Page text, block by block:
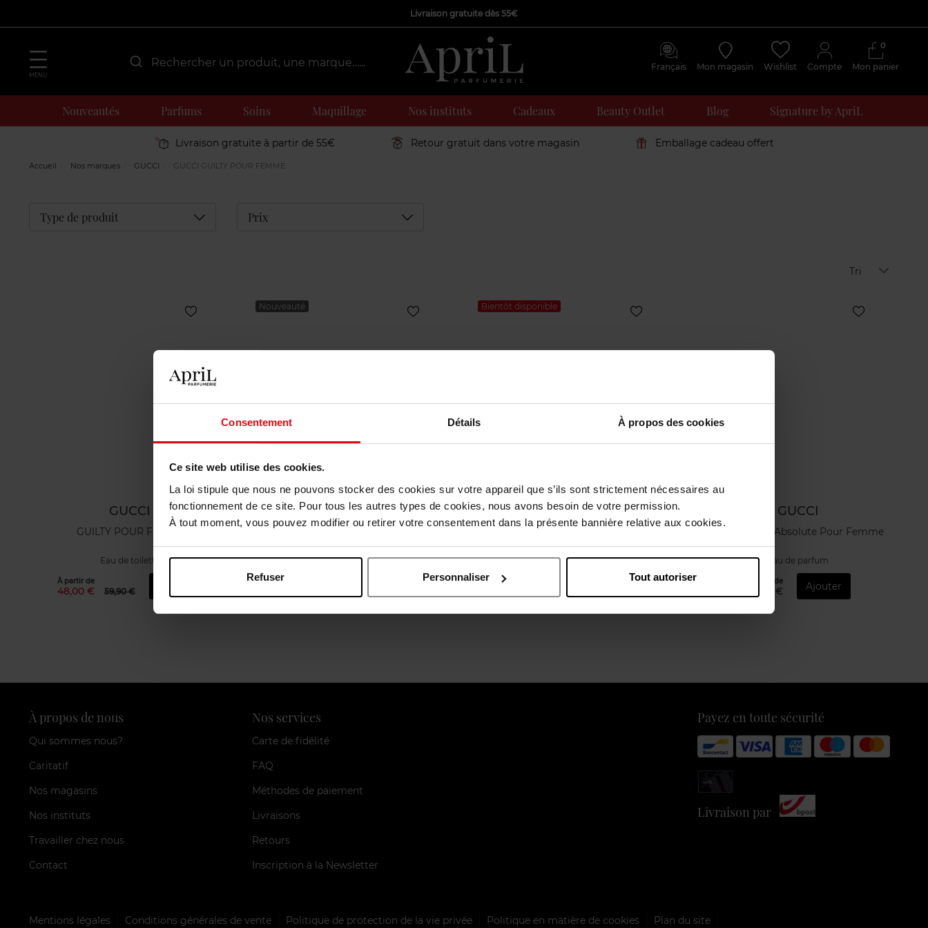
Consentement Détails À propos des cookies
Ce site web utilise des cookies.
La loi stipule que nous ne pouvons stocker des cookies sur votre appareil que s’ils sont strictement nécessaires au
fonctionnement de ce site. Pour tous les autres types de cookies, nous avons besoin de votre permission.
À tout moment, vous pouvez modifier ou retirer votre consentement dans la présente bannière relative aux cookies.
Refuser Personnaliser Tout autoriser
Livraison gratuite dès 55€
MENU
Français Mon magasin Wishlist Compte Mon panier
0
Nouveautés Parfums Soins Maquillage Nos instituts Cadeaux Beauty Outlet Blog Signature by ApriL
Livraison gratuite à partir de 55€ Retour gratuit dans votre magasin Emballage cadeau offert
Accueil Nos marques GUCCI GUCCI GUILTY POUR FEMME
Type de produit Déplier Prix Déplier
Tri
GUCCI
GUILTY POUR FEMME
Eau de toilette
À partir de
48,00 € 59,90 €
Nouveauté
GUCCI
Gucci Guilty Eau de Parfum Intense For
Eau de parfum
Bientôt disponible
GUCCI
Gucci Guilty pour Femme
Eau de parfum
GUCCI
Gucci Guilty Absolute Pour Femme
Eau de parfum
À partir de
115,90 € Ajouter
À propos de nous
Qui sommes nous?
Caritatif
Nos magasins
Nos instituts
Travailler chez nous
Contact
Nos services
Carte de fidélité
FAQ
Méthodes de paiement
Livraisons
Retours
Inscription à la Newsletter
Payez en toute sécurité
Livraison par
Mentions légales Conditions générales de vente Politique de protection de la vie privée Politique en matière de cookies Plan du site